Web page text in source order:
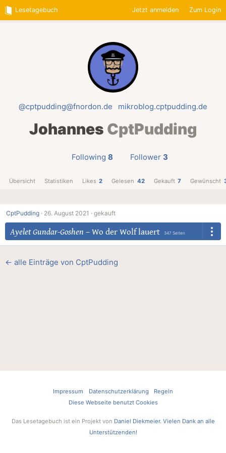
Lesetagebuch Jetzt anmelden Zum Login
@cptpudding@fnordon.de mikroblog.cptpudding.de
Johannes CptPudding
Following 8 Follower 3
Übersicht Statistiken Likes 2 Gelesen 42 Gekauft 7 Gewünscht
CptPudding · 26. August 2021 · gekauft
Ayelet Gundar-Goshen – Wo der Wolf lauert 347 Seiten
← alle Einträge von CptPudding
Impressum Datenschutzerklärung
Regeln
Diese Webseite benutzt Cookies
Das Lesetagebuch ist ein Projekt von Daniel Diekmeier. Vielen Dank an alle
Unterstützenden!